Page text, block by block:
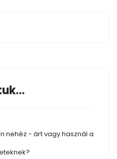
nehéz - árt vagy használ a